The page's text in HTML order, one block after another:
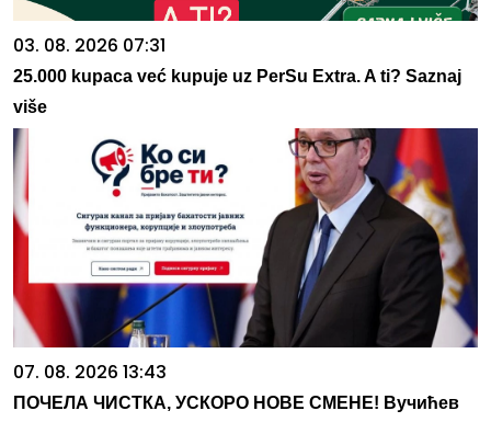
03. 08. 2026 07:31
25.000 kupaca već kupuje uz PerSu Extra. A ti? Saznaj
više
07. 08. 2026 13:43
ПОЧЕЛА ЧИСТКА, УСКОРО НОВЕ СМЕНЕ! Вучићев